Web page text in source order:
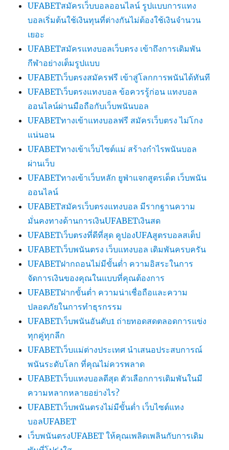
UFABETสมัครเว็บบอลออนไลน์ รูปแบบการแทง
บอลเริ่มต้นใช้เงินทุนที่ต่างกันไม่ต้องใช้เงินจำนวน
เยอะ
UFABETสมัครแทงบอลเว็บตรง เข้าถึงการเดิมพัน
กีฬาอย่างเต็มรูปแบบ
UFABETเว็บตรงสมัครฟรี เข้าสู่โลกการพนันได้ทันที
UFABETเว็บตรงแทงบอล ข้อควรรู้ก่อน แทงบอล
ออนไลน์ผ่านมือถือกับเว็บพนันบอล
UFABETทางเข้าแทงบอลฟรี สมัครเว็บตรง ไม่โกง
แน่นอน
UFABETทางเข้าเว็บไซต์แม่ สร้างกำไรพนันบอล
ผ่านเว็บ
UFABETทางเข้าเว็บหลัก ยูฟ่าแจกสูตรเด็ด เว็บพนัน
ออนไลน์
UFABETสมัครเว็บตรงแทงบอล มีรากฐานความ
มั่นคงทางด้านการเงินUFABETเงินสด
UFABETเว็บตรงที่ดีที่สุด คูปองUFAสูตรบอลสเต็ป
UFABETเว็บพนันตรง เว็บแทงบอล เดิมพันครบครัน
UFABETฝากถอนไม่มีขั้นต่ำ ความอิสระในการ
จัดการเงินของคุณในแบบที่คุณต้องการ
UFABETฝากขั้นต่ำ ความน่าเชื่อถือและความ
ปลอดภัยในการทำธุรกรรม
UFABETเว็บพนันอันดับ1 ถ่ายทอดสดตลอดการแข่ง
ทุกคู่ทุกลีก
UFABETเว็บแม่ต่างประเทศ นำเสนอประสบการณ์
พนันระดับโลก ที่คุณไม่ควรพลาด
UFABETเว็บแทงบอลดีสุด ตัวเลือกการเดิมพันในมี
ความหลากหลายอย่างไร?
UFABETเว็บพนันตรงไม่มีขั้นต่ำ เว็บไซต์แทง
บอลUFABET
เว็บพนันตรงUFABET ให้คุณเพลิดเพลินกับการเดิม